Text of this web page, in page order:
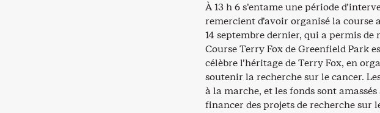
À 13 h 6 s’entame une période
remercient d’avoir organisé la course
14 septembre dernier, qui a permis
Course Terry Fox de Greenfield Park
célèbre l’héritage de Terry Fox, en
soutenir la recherche sur le cancer.
à la marche, et les fonds sont
financer des projets de recherche sur